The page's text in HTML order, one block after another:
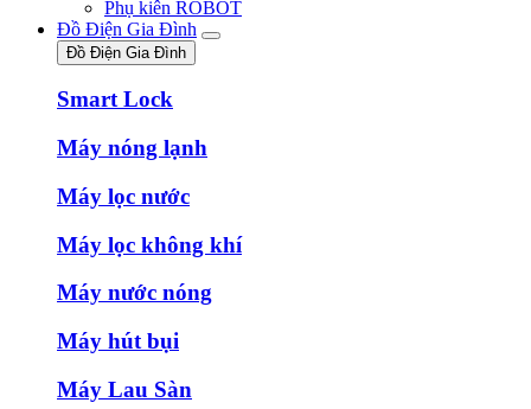
Phụ kiên ROBOT
Đồ Điện Gia Đình
Đồ Điện Gia Đình
Smart Lock
Máy nóng lạnh
Máy lọc nước
Máy lọc không khí
Máy nước nóng
Máy hút bụi
Máy Lau Sàn